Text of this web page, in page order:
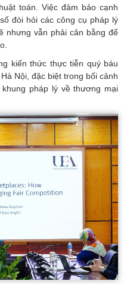
toán. Việc đảm bảo cạnh
đòi hỏi các công cụ pháp lý
nhưng vẫn phải cân bằng để
kiến thức thực tiễn quý báu
Nội, đặc biệt trong bối cảnh
pháp lý về thương mại